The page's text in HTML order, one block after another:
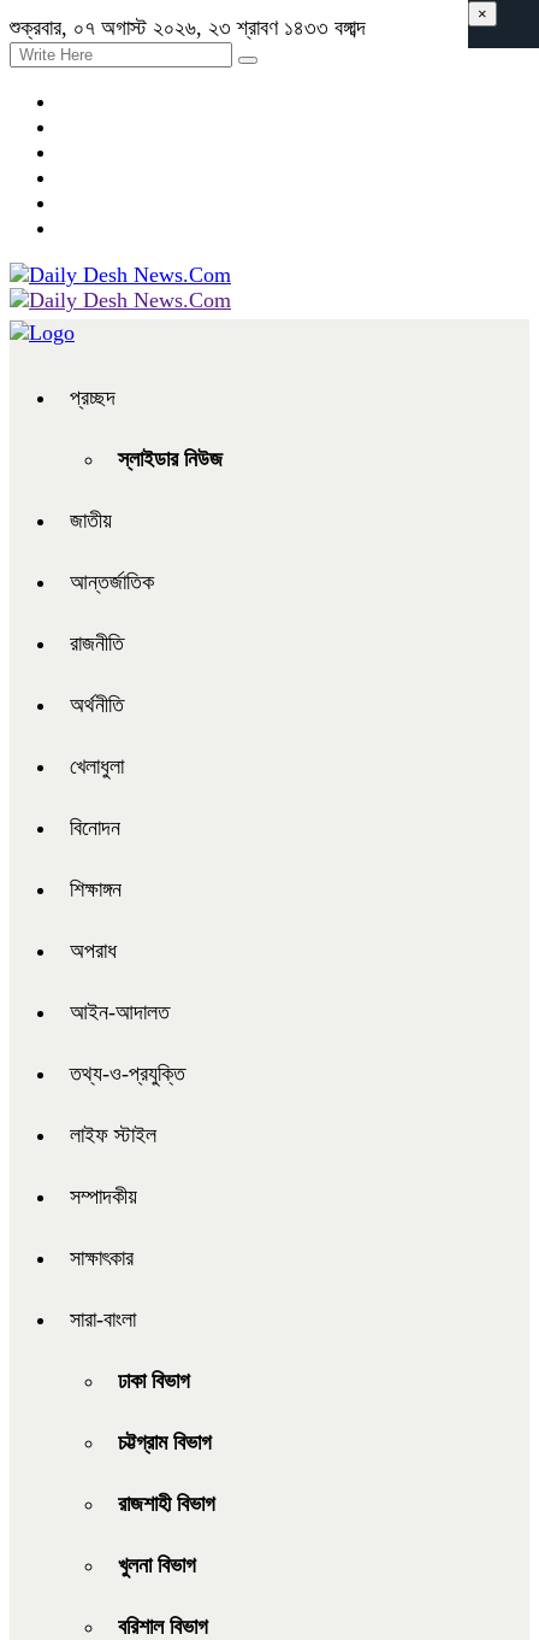
শুক্রবার, ০৭ অগাস্ট ২০২৬, ২৩ শ্রাবণ ১৪৩৩ বঙ্গাব্দ
প্রচ্ছদ
স্লাইডার নিউজ
জাতীয়
আন্তর্জাতিক
রাজনীতি
অর্থনীতি
খেলাধুলা
বিনোদন
শিক্ষাঙ্গন
অপরাধ
আইন-আদালত
তথ্য-ও-প্রযুক্তি
লাইফ স্টাইল
সম্পাদকীয়
সাক্ষাৎকার
সারা-বাংলা
ঢাকা বিভাগ
চট্টগ্রাম বিভাগ
রাজশাহী বিভাগ
খুলনা বিভাগ
বরিশাল বিভাগ
×